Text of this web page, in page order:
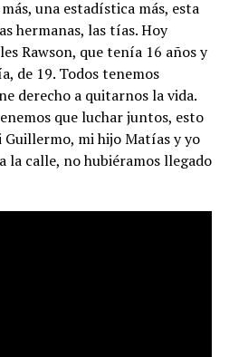
una estadística más, esta
hermanas, las tías. Hoy
Rawson, que tenía 16 años y
de 19. Todos tenemos
derecho a quitarnos la vida.
que luchar juntos, esto
Guillermo, mi hijo Matías y yo
la calle, no hubiéramos llegado